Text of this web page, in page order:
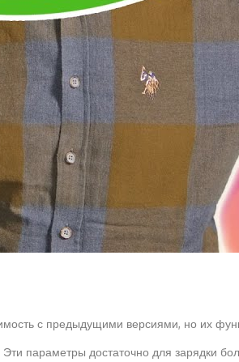
с предыдущими версиями, но их
параметры достаточно для зарядки